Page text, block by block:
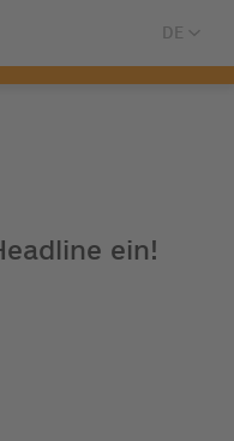
ein!